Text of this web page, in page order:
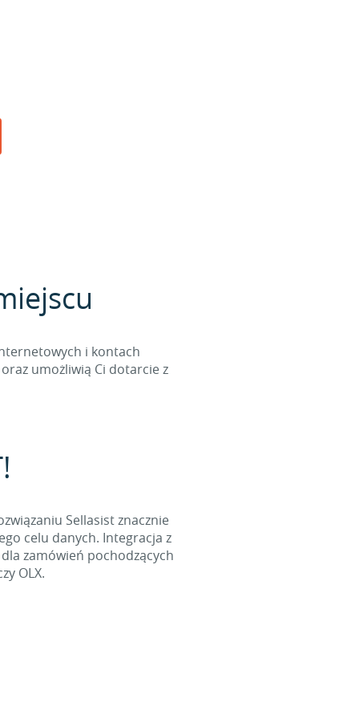
i kontach
umożliwią Ci dotarcie z
Sellasist znacznie
celu danych. Integracja z
zamówień pochodzących
OLX.